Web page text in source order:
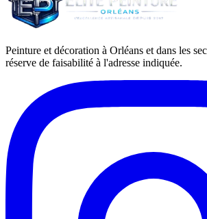
Peinture et décoration à Orléans et dans les
réserve de faisabilité à l'adresse indiquée.